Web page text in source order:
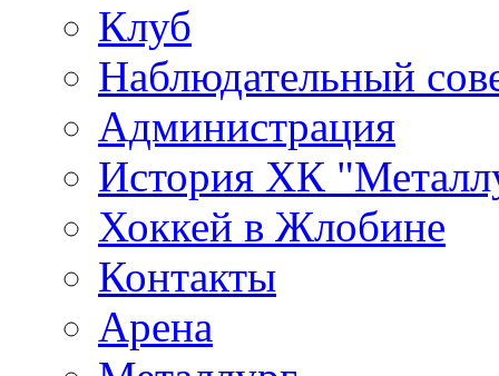
Клуб
Наблюдательный
Администрация
История ХК
Хоккей в Жлобине
Контакты
Арена